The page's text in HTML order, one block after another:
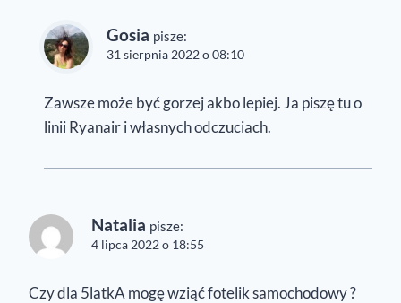
Gosia pisze:
31 sierpnia 2022 o 08:10
Zawsze może być gorzej akbo lepiej. Ja piszę tu o
linii Ryanair i własnych odczuciach.
Natalia pisze:
4 lipca 2022 o 18:55
Czy dla 5latkA mogę wziąć fotelik samochodowy ?